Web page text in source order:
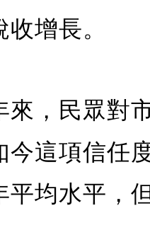
增長。
來，民眾對
今這項信任
平均水平，